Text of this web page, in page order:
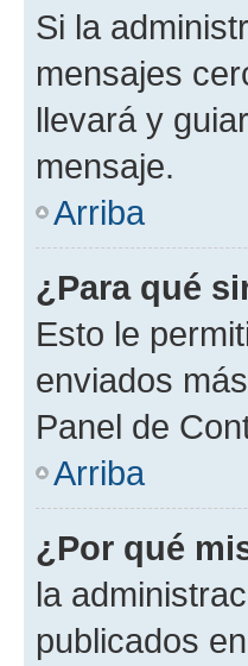
Si la
mensajes
llevará y
mensaje.
Arriba
¿Para qué
Esto le
enviados
Panel de
Arriba
¿Por qué
la
publicados